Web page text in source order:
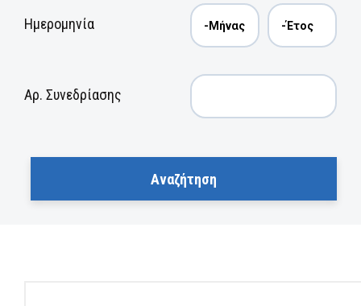
Ημερομηνία
Αρ. Συνεδρίασης